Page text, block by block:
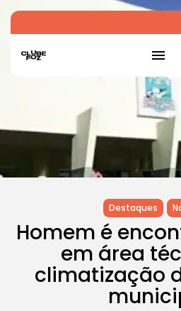
Destaques
Homem é
em área
climatização